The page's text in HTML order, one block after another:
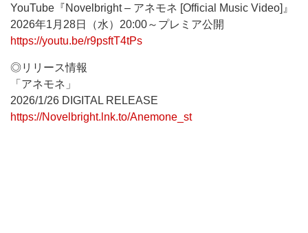
YouTube『Novelbright – アネモネ [Official Music Video]』
2026年1月28日（水）20:00～プレミア公開
https://youtu.be/r9psftT4tPs
◎リリース情報
「アネモネ」
2026/1/26 DIGITAL RELEASE
https://Novelbright.lnk.to/Anemone_st